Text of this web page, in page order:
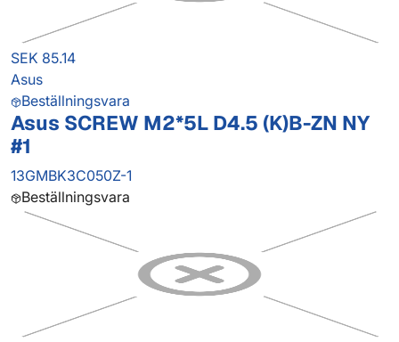
SEK 85.14
Asus
Beställningsvara
Asus SCREW M2*5L D4.5 (K)B-ZN NY
#1
13GMBK3C050Z-1
Beställningsvara